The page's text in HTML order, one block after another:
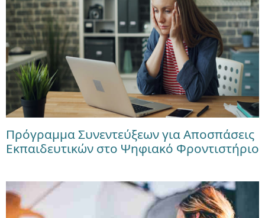
Πρόγραμμα Συνεντεύξεων για Αποσπάσεις
Εκπαιδευτικών στο Ψηφιακό Φροντιστήριο